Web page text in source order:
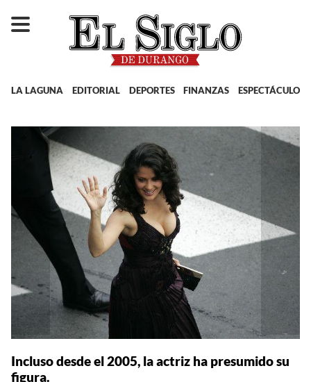
LA LAGUNA EDITORIAL DEPORTES FINANZAS ESPECTÁCULOS
Incluso desde el 2005, la actriz ha presumido su
figura.